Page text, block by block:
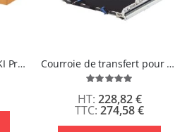
Unité de fusion pour OKI Pro9542/9541/9432 Courroie de transfert pour OKI Pro9542/9541/9432
Évaluation:
274,58 €
228,82 €